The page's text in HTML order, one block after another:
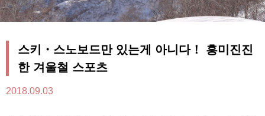
스키・스노보드만 있는게 아니다！ 흥미진진
한 겨울철 스포츠
2018.09.03